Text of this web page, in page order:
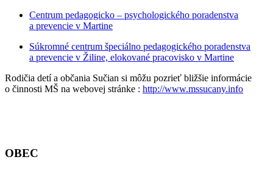
Centrum pedagogicko – psychologického poradenstva
a prevencie v Martine
Súkromné centrum špeciálno pedagogického poradenstva
a prevencie v Žiline, elokované pracovisko v Martine
Rodičia detí a občania Sučian si môžu pozrieť bližšie informácie
o činnosti MŠ na webovej stránke : http://www.mssucany.info
OBEC